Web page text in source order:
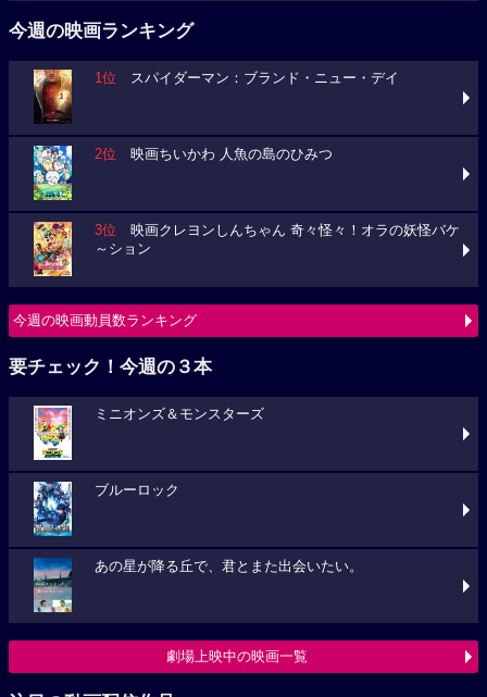
今週の映画ランキング
1位 スパイダーマン：ブランド・ニュー・デイ
2位 映画ちいかわ 人魚の島のひみつ
3位 映画クレヨンしんちゃん 奇々怪々！オラの妖怪バケ
～ション
今週の映画動員数ランキング
要チェック！今週の３本
ミニオンズ＆モンスターズ
ブルーロック
あの星が降る丘で、君とまた出会いたい。
劇場上映中の映画一覧